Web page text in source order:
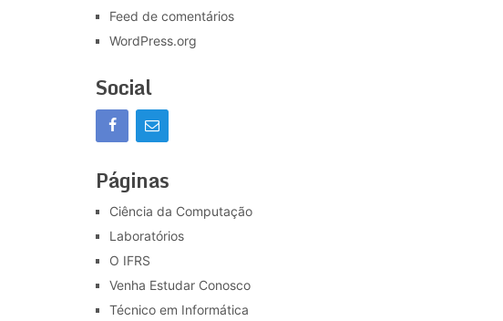
Feed de comentários
WordPress.org
Social
Páginas
Ciência da Computação
Laboratórios
O IFRS
Venha Estudar Conosco
Técnico em Informática